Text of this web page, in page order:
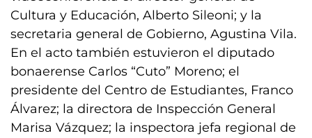
Cultura y Educación, Alberto Sileoni; y la
secretaria general de Gobierno, Agustina Vila.
En el acto también estuvieron el diputado
bonaerense Carlos “Cuto” Moreno; el
presidente del Centro de Estudiantes, Franco
Álvarez; la directora de Inspección General
Marisa Vázquez; la inspectora jefa regional de